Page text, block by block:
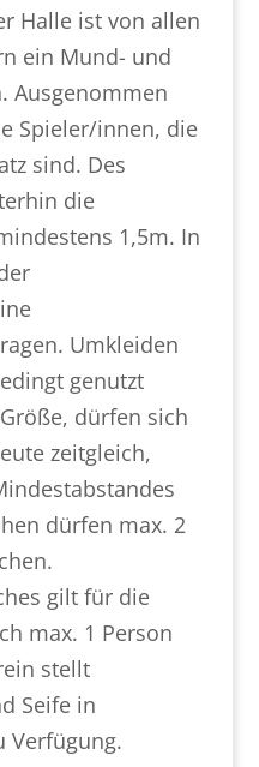
Halle ist von allen
ein Mund- und
Ausgenommen
Spieler/innen, die
sind. Des
die
1,5m. In
Umkleiden
genutzt
dürfen sich
zeitgleich,
dürfen max. 2
gilt für die
max. 1 Person
stellt
Seife in
Verfügung.